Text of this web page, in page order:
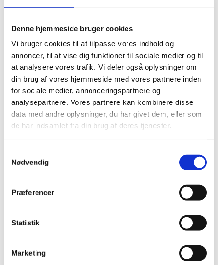
Denne hjemmeside bruger cookies
Vi bruger cookies til at tilpasse vores indhold og
annoncer, til at vise dig funktioner til sociale medier og til
at analysere vores trafik. Vi deler også oplysninger om
din brug af vores hjemmeside med vores partnere inden
for sociale medier, annonceringspartnere og
analysepartnere. Vores partnere kan kombinere disse
data med andre oplysninger, du har givet dem, eller som
de har indsamlet fra din brug af deres tjenester.
Nødvendig
Præferencer
Statistik
MarketingProjekt